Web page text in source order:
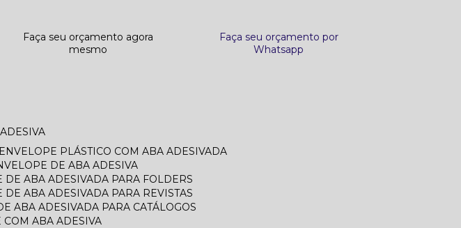
Faça seu orçamento agora
mesmo
Faça seu orçamento por
Whatsapp
ENVELOPE PLÁSTICO COM ABA ADESIVADA
DE ABA ADESIVA
DE ABA ADESIVADA PARA FOLDERS
DE ABA ADESIVADA PARA REVISTAS
ABA ADESIVADA PARA CATÁLOGOS
COM ABA ADESIVA